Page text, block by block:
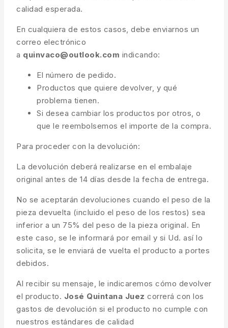
calidad esperada.
En cualquiera de estos casos, debe enviarnos un
correo electrónico
a quinvaco@outlook.com indicando:
El número de pedido.
Productos que quiere devolver, y qué
problema tienen.
Si desea cambiar los productos por otros, o
que le reembolsemos el importe de la compra.
Para proceder con la devolución:
La devolución deberá realizarse en el embalaje
original antes de 14 días desde la fecha de entrega.
No se aceptarán devoluciones cuando el peso de la
pieza devuelta (incluido el peso de los restos) sea
inferior a un 75% del peso de la pieza original. En
este caso, se le informará por email y si Ud. así lo
solicita, se le enviará de vuelta el producto a portes
debidos.
Al recibir su mensaje, le indicaremos cómo devolver
el producto. José Quintana Juez correrá con los
gastos de devolución si el producto no cumple con
nuestros estándares de calidad